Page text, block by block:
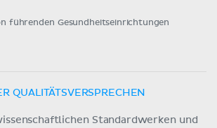
führenden Gesundheitseinrichtungen
QUALITÄTSVERSPRECHEN
Standardwerken und